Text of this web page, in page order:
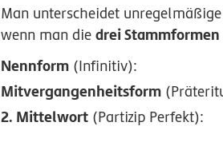
Man unterscheidet
wenn man diedrei Stammformen
Nennform (Infinitiv):
Mitvergangenheits­form
2. Mittelwort (Partizip Perfekt):